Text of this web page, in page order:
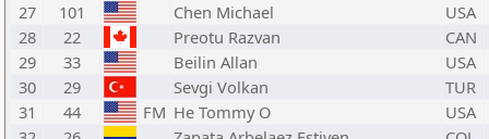
27
101 Chen Michael
USA
28
22 Preotu Razvan CAN
29
33 Beilin Allan USA
30
29 Sevgi Volkan TUR
31
44 FM He Tommy O USA